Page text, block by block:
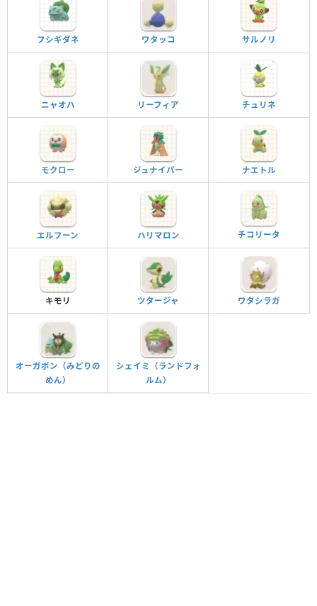
フシギダネ ワタッコ サルノリ
ニャオハ リーフィア チュリネ
モクロー ジュナイパー ナエトル
エルフーン ハリマロン チコリータ
キモリ ツタージャ ワタシラガ
オーガポン（みどりの
めん）
シェイミ（ランドフォ
ルム）